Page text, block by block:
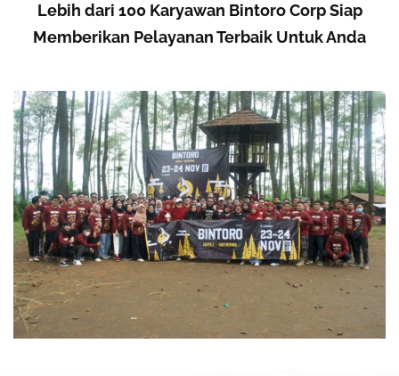
Lebih dari 100 Karyawan Bintoro Corp Siap
Memberikan Pelayanan Terbaik Untuk Anda